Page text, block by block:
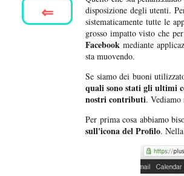
disposizione degli utenti.
sistematicamente tutte le
grosso impatto visto che
Facebook mediante
sta muovendo.
Se siamo dei buoni
quali sono stati gli ultimi
nostri contributi.
Per prima cosa abbiamo
sull'icona del Profilo.
⇐